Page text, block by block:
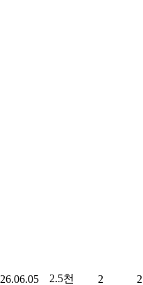
26.06.05 2.5천 2 2